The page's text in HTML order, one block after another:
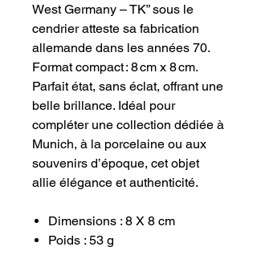
West Germany – TK” sous le
cendrier atteste sa fabrication
allemande dans les années 70.
Format compact : 8 cm x 8 cm.
Parfait état, sans éclat, offrant une
belle brillance. Idéal pour
compléter une collection dédiée à
Munich, à la porcelaine ou aux
souvenirs d’époque, cet objet
allie élégance et authenticité.
Dimensions : 8 X 8 cm
Poids : 53 g